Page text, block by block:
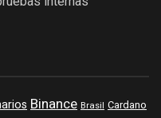
Binance Brasil Cardano